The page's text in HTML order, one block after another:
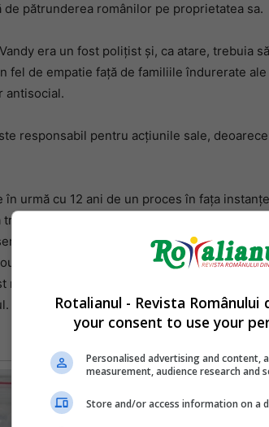
pătrunderea românilor pe proprietatea sa.
era un fost polițist și, ca atare, trebuia
fel de empatie față de familiile îndurerate
antisocial.
responsabil pentru acțiunile sale,
urmă cu 12 ani de un proces în fața
prin casele de marcat ale unui magazin
de un supraveghetor, acesta a devenit
paznicului, a scos un pistol și a tras de trei
după ce apărătorii lui Vardy au
Rotalianul - Revista
your consent to use your
Personalised advertising and content,
measurement, audience research and
Store and/or access information on a